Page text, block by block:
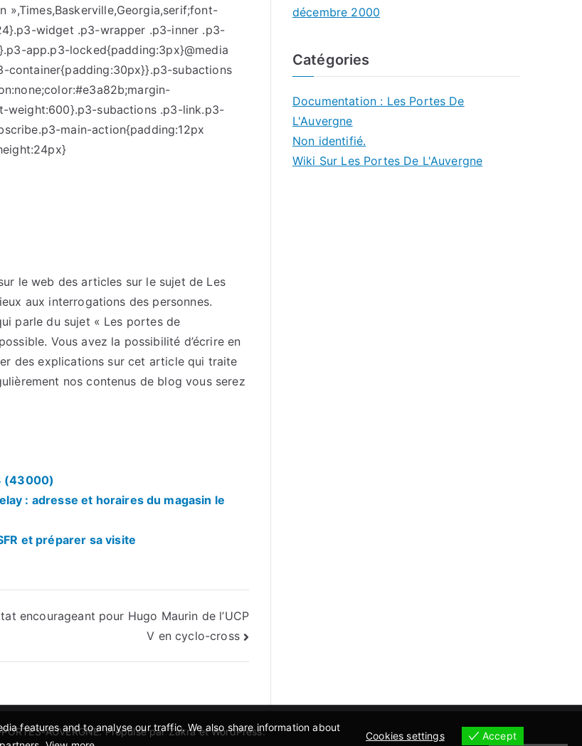
»,Times,Baskerville,Georgia,serif;font-
widget .p3-wrapper .p3-inner .p3-
app.p3-locked{padding:3px}@media
subactions
subactions .p3-link.p3-
main-action{padding:12px
le web des articles sur le sujet de Les
aux interrogations des personnes.
parle du sujet « Les portes de
Vous avez la possibilité d’écrire en
des explications sur cet article qui traite
nos contenus de blog vous serez
(43000)
: adresse et horaires du magasin le
et préparer sa visite
encourageant pour Hugo Maurin de l’UCP
V en cyclo-cross
décembre 2000
Catégories
Documentation : Les Portes De
L'Auvergne
Non identifié.
Wiki Sur Les Portes De L'Auvergne
AUVERGNE. Propulsé parZakraetWordPress.
features and to analyse our traffic. We also share information about
Cookies settings Accept